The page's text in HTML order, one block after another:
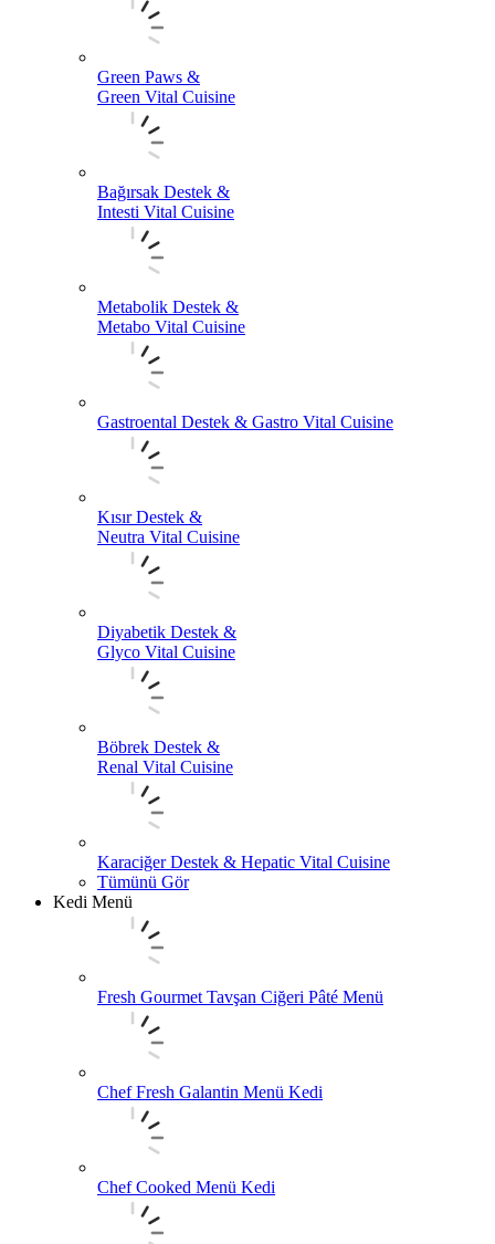
Green Paws &
Green Vital Cuisine
Bağırsak Destek &
Intesti Vital Cuisine
Metabolik Destek &
Metabo Vital Cuisine
Gastroental Destek & Gastro Vital Cuisine
Kısır Destek &
Neutra Vital Cuisine
Diyabetik Destek &
Glyco Vital Cuisine
Böbrek Destek &
Renal Vital Cuisine
Karaciğer Destek & Hepatic Vital Cuisine
Tümünü Gör
Kedi Menü
Fresh Gourmet Tavşan Ciğeri Pâté Menü
Chef Fresh Galantin Menü Kedi
Chef Cooked Menü Kedi